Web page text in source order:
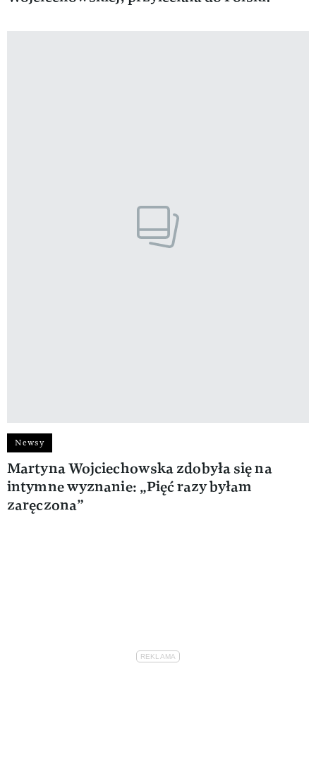
Newsy
Martyna Wojciechowska zdobyła się na
intymne wyznanie: „Pięć razy byłam
zaręczona”